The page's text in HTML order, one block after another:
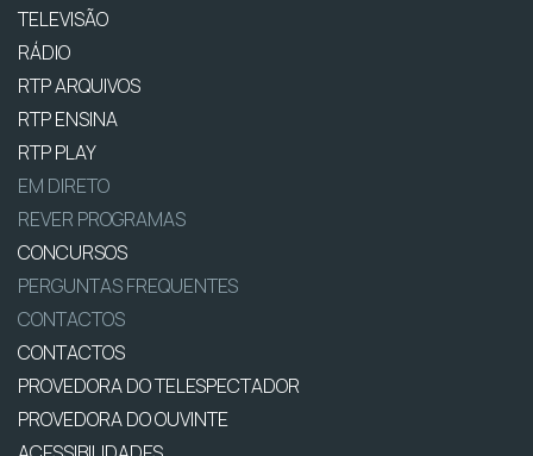
TELEVISÃO
RÁDIO
RTP ARQUIVOS
RTP ENSINA
RTP PLAY
EM DIRETO
REVER PROGRAMAS
CONCURSOS
PERGUNTAS FREQUENTES
CONTACTOS
CONTACTOS
PROVEDORA DO TELESPECTADOR
PROVEDORA DO OUVINTE